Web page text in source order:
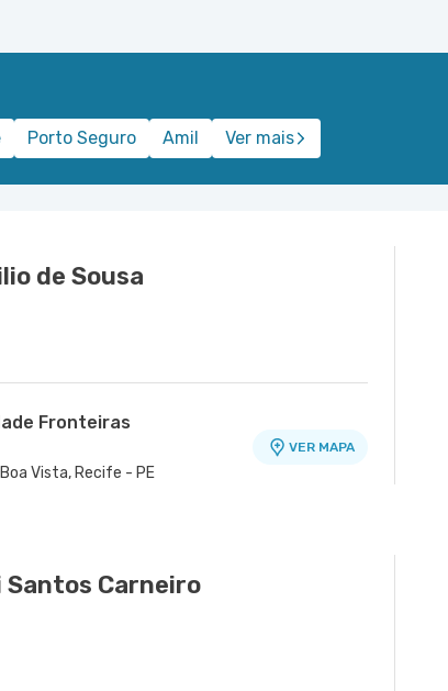
Porto Seguro Amil Ver mais
de Sousa
Fronteiras
Vista, Recife - PE
VER MAPA
Carneiro